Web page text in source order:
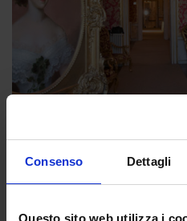
Consenso Dettagli
Questo sito web utilizza i